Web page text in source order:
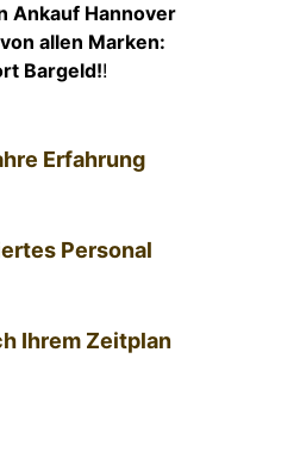
Ankauf Hannover
allen Marken:
Bargeld!!
Erfahrung
Personal
Ihrem Zeitplan